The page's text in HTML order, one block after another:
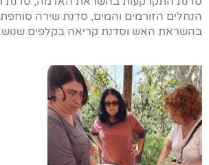
הנחלים הזורמים והמים, סדנת שירה
בהשראת האש וסדנת קריאה בקלפים